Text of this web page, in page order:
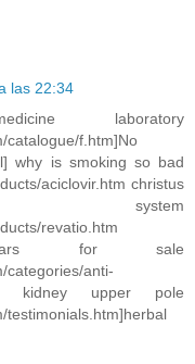
las 22:34
laboratory
catalogue/f.htm]No
why is smoking so bad
aciclovir.htm christus
revatio.htm
for sale
categories/anti-
kidney upper pole
testimonials.htm]herbal